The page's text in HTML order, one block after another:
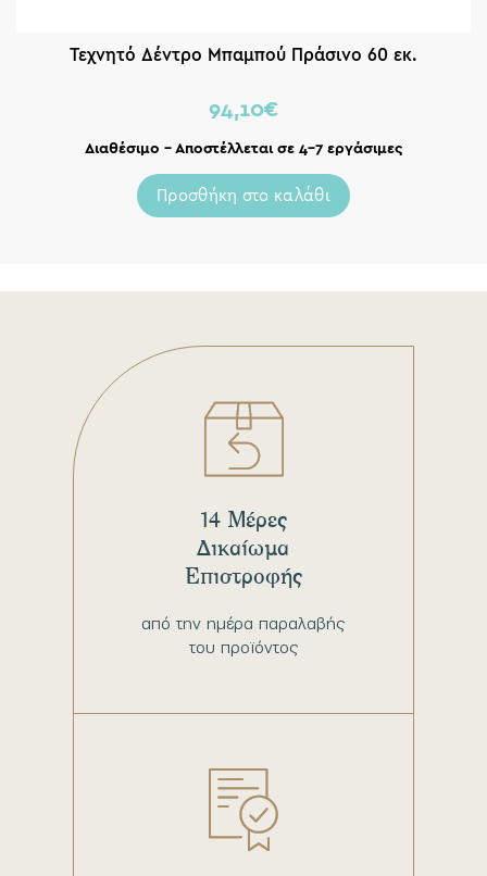
Τεχνητό Δέντρο Μπαμπού Πράσινο 60 εκ.
94,10€
Διαθέσιμο – Αποστέλλεται σε 4-7 εργάσιμες
Προσθήκη στο καλάθι
από την ημέρα παραλαβής
του προϊόντος
14 Μέρες
Δικαίωμα
Επιστροφής